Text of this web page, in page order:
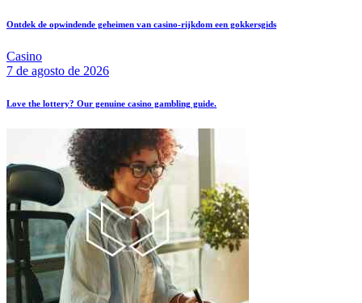
Ontdek de opwindende geheimen van casino-rijkdom een gokkersgids
Casino
7 de agosto de 2026
Love the lottery? Our genuine casino gambling guide.